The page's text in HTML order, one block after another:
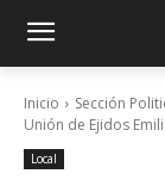
Inicio Sección
Unión de Ejidos
Local